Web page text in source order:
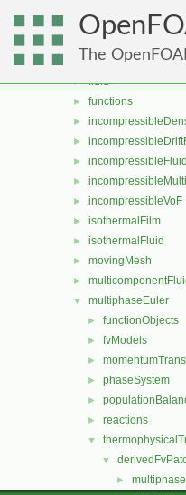
The
►
compressibleVoF
film
► fluid
► functions
►
►
► incompressibleFluid
►
► incompressibleVoF
► isothermalFilm
► isothermalFluid
► movingMesh
►
▼ multiphaseEuler
► functionObjects
► fvModels
►
► phaseSystem
►
► reactions
▼
▼
►